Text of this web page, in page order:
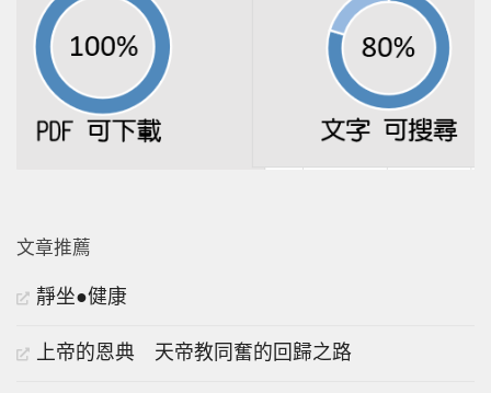
文章推薦
靜坐●健康
上帝的恩典 天帝教同奮的回歸之路